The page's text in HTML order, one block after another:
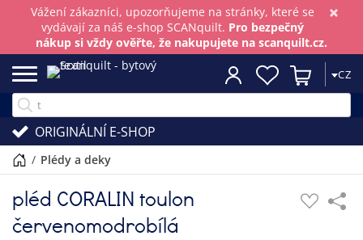
×
Vážení zákazníci, upozorňujeme na stránky, které se
vydávají za náš e-shop SCANquilt. Pro bezpečný
nákup si vždy ověřte, že nakupujete na scanquilt.cz.
CZ
ORIGINÁLNÍ E-SHOP
/ plédy a deky
pléd CORALIN toulon
červenomodrobílá